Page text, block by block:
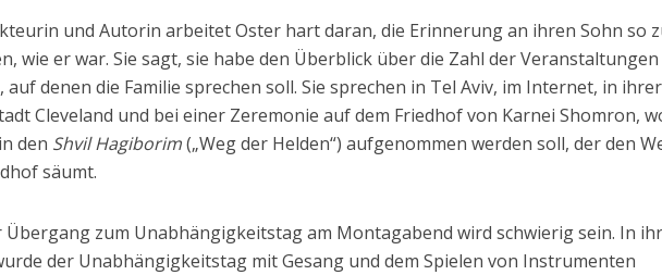
und Autorin arbeitet Oster hart daran, die Erinnerung an ihren Sohn so
wie er war. Sie sagt, sie habe den Überblick über die Zahl der Veranstaltungen
auf denen die Familie sprechen soll. Sie sprechen in Tel Aviv, im Internet, in ihrer
Cleveland und bei einer Zeremonie auf dem Friedhof von Karnei Shomron,
den Shvil Hagiborim(„Weg der Helden“) aufgenommen werden soll, der den
säumt.
Übergang zum Unabhängigkeitstag am Montagabend wird schwierig sein. In
der Unabhängigkeitstag mit Gesang und dem Spielen von Instrumenten